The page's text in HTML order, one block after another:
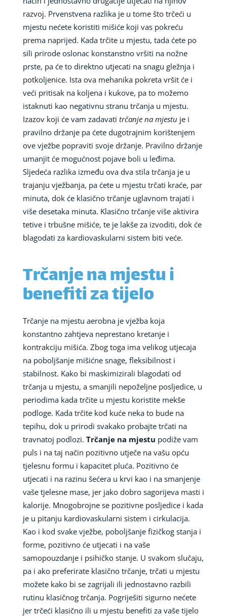
razvoj. Prvenstvena razlika je u tome što trčeći u
mjestu nećete koristiti mišiće koji vas pokreću
prema naprijed. Kada trčite u mjestu, tada ćete po
sili prirode oslonac konstanstno vršiti na nožne
prste, pa će to direktno utjecati na snagu gležnja i
potkoljenice. Ista ova mehanika pokreta vršit će i
veći pritisak na koljena i kukove, pa to možemo
istaknuti kao negativnu stranu trčanja u mjestu.
Izazov koji će vam zadavati trčanje na mjestu je i
pravilno držanje pa ćete dugotrajnim korištenjem
ove vježbe popraviti svoje držanje. Pravilno držanje
umanjit će mogućnost pojave boli u leđima.
Sljedeća razlika između ova dva stila trčanja je u
trajanju vježbanja, pa ćete u mjestu trčati kraće, par
minuta, dok će klasično trčanje uglavnom trajati i
više desetaka minuta. Klasično trčanje više aktivira
tetive i trbušne mišiće, te je lakše za izvoditi, dok će
blagodati za kardiovaskularni sistem biti veće.
Trčanje na mjestu i
benefiti za tijelo
Trčanje na mjestu aerobna je vježba koja
konstantno zahtjeva neprestano kretanje i
kontrakciju mišića. Zbog toga ima velikog utjecaja
na poboljšanje mišićne snage, fleksibilnost i
stabilnost. Kako bi maskimizirali blagodati od
trčanja u mjestu, a smanjili nepoželjne posljedice, u
periodima kada trčite u mjestu koristite mekše
podloge. Kada trčite kod kuće neka to bude na
tepihu, dok u prirodi svakako probajte trčati na
travnatoj podlozi. Trčanje na mjestu podiže vam
puls i na taj način pozitivno utječe na vašu opću
tjelesnu formu i kapacitet pluća. Pozitivno će
utjecati i na razinu šećera u krvi kao i na smanjenje
vaše tjelesne mase, jer jako dobro sagorijeva masti i
kalorije. Mnogobrojne se pozitivne posljedice i kada
je u pitanju kardiovaskularni sistem i cirkulacija.
Kao i kod svake vježbe, poboljšanje fizičkog stanja i
forme, pozitivno će utjecati i na vaše
samopouzdanje i psihičko stanje. U svakom slučaju,
pa i ako preferirate klasično trčanje, trčati u mjestu
možete kako bi se zagrijali ili jednostavno razbili
rutinu klasičnog trčanja. Pogriješiti sigurno nećete
jer trčeći klasično ili u mjestu benefiti za vaše tijelo